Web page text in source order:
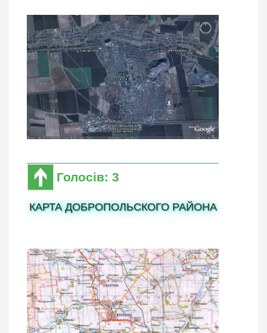
Голосів: 3
КАРТА ДОБРОПОЛЬСКОГО РАЙОНА